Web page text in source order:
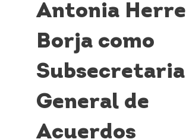
Antonia
Borja como
Subsecretaria
General de
Acuerdos